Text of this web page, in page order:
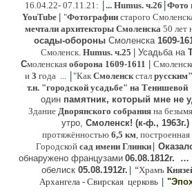
16.04.22- 07.11.21: |... Humus. ч.26 |Фото
YouTube
"Фотографии старого
мечтали архитекторы Смоленска 50 лет
осады-обороны Смоленска 1609-
Смоленск. Humus. ч.25 | Усадьба на
Смоленская оборона 1609-1611
и 3 года ... |"Как Смоленскстал русским"
т.н. "городской усадьбе" на Тенишевой
один памятник, который мне не
Здание Дворянского собрания на
утро, Смоленск! (к-ф., 1963г.)
протяжённостью 6,5 км, построенная
Городской сад имени Глинки |
обнаружено французами 06.08.1812г. …
обелиск 05.08.1912г. | “Храмъ
Архангела - Свирская церковь |